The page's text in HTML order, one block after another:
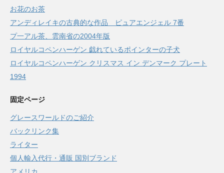
お花のお茶
アンディレイキの古典的な作品 ピュアエンジェル 7番
プ一アル茶、雲南省の2004年版
ロイヤルコペンハーゲン 戯れているポインターの子犬
ロイヤルコペンハーゲン クリスマス イン デンマーク プレート
1994
固定ページ
グレースワールドのご紹介
バックリンク集
ライター
個人輸入代行・通販 国別ブランド